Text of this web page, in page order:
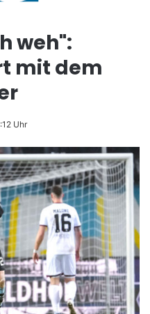
weh":
mit dem
Uhr